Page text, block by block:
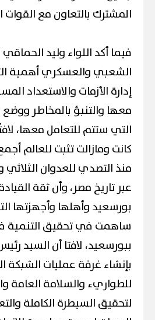
المشترك بالتعاون مع
فيما أكد اللواء وليد
الشعبي والعسكري أهمية
إدارة الأزمات والاستعداد
معها والتنبؤ بالمخاطر ووضع
التي ستتم للتعامل معها،
كانت ومازالت تثبت للعالم
منذ التصدي للعدوان
عبر تاريخ مصر، وأن ثقة
بورسعيد وأهلها وأجهزتها
ساهمت في تحقيق التنمية
ببورسعيد، لافتا أن السيد
بإنشاء غرفة عمليات الشبكة
للطواريء والسلامة العامة
لتحقيق السيطرة الكاملة